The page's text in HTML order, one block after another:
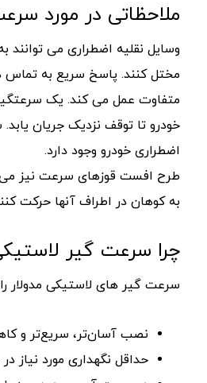
ملاحظاتی در مورد
وسایل نقلیه اضطراری می
مختل کنند. پاسخ سریع به تماس
متفاوت عمل می کند. یک
خودرو تا توقف نزدیک جریان
اضطراری خودرو وجود دارد.
طرح افست قوزهای سرعت نیز می
به کوهان در اطراف آنها حرکت
چرا سرعت گیر
سرعت گیر های لاستیکی مدولار
نصب آسان‌تر، سریع‌تر و
حداقل نگهداری مورد نیاز